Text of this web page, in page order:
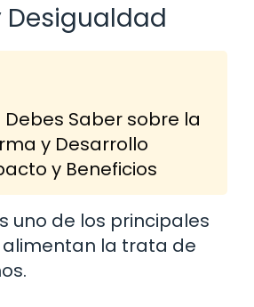
Desigualdad
Debes Saber sobre la
y Desarrollo
y Beneficios
uno de los principales
la trata de